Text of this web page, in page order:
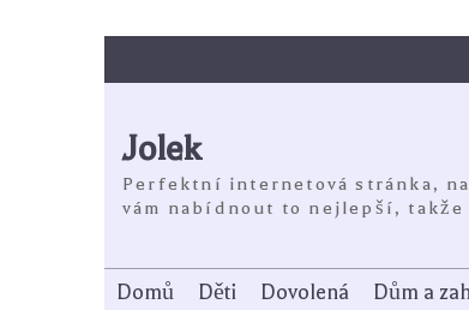
Jolek
Perfektní internetová stránka,
vám nabídnout to nejlepší,
Domů Děti Dovolená Dům a